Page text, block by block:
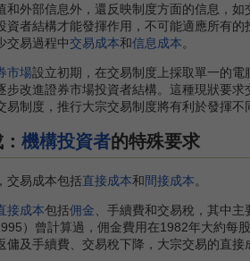
和外部信息外，還反映制度方面的信息，如
資者結構才能發揮作用，不可能適應所有
交易過程中交易成本和信息成本。
市場設立初期，在交易制度上採取單一的電
步改進證券市場投資者結構。這種現狀要求
易制度，推行大宗交易制度將有利於發揮
機構投資者的特殊要求
交易成本包括直接成本和間接成本。
接成本包括佣金、手續費和交易稅，其中
）曾計算過，佣金費用在1982年大約每
傭及手續費、交易稅下降，大宗交易的直